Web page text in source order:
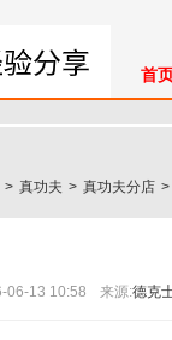
首
> 真功夫 > 真功夫分店 >
06-13 10:58 来源:德克